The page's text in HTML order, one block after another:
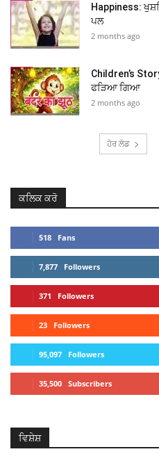
Happiness:
ਪਲ
2 months ago
Children’s
ਫੜਿਆ ਗਿਆ
2 months ago
ਹੋਰ ਲੋਡ
ਕਲਿਕ ਕਰੋ
518 Fans
7,877 Followers
371 Followers
23 Followers
95,097 Followers
35,500 Subscribers
ਵਿਸ਼ੇਸ਼